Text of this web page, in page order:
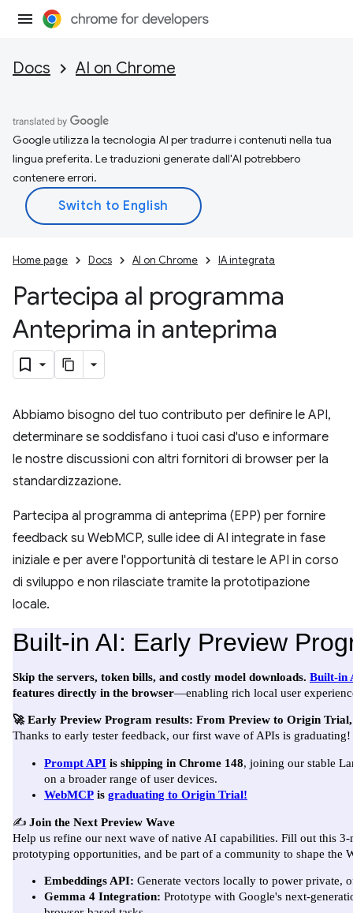
Docs AI on Chrome
Google utilizza la tecnologia AI per tradurre i contenuti nella tua
lingua preferita. Le traduzioni generate dall'AI potrebbero
contenere errori.
Home page Docs AI on Chrome IA integrata
Partecipa al programma
Anteprima in anteprima
Abbiamo bisogno del tuo contributo per definire le API,
determinare se soddisfano i tuoi casi d'uso e informare
le nostre discussioni con altri fornitori di browser per la
standardizzazione.
Partecipa al programma di anteprima (EPP) per fornire
feedback su WebMCP, sulle idee di AI integrate in fase
iniziale e per avere l'opportunità di testare le API in corso
di sviluppo e non rilasciate tramite la prototipazione
locale.